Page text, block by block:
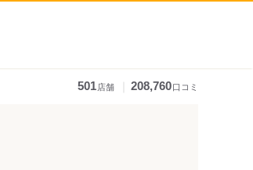
501店舗 208,760口コミ